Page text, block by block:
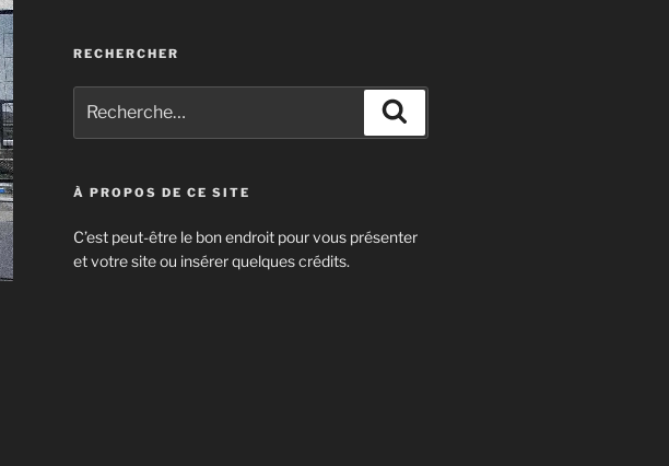
RECHERCHER
À PROPOS DE CE SITE
C’est peut-être le bon endroit pour vous présenter
et votre site ou insérer quelques crédits.